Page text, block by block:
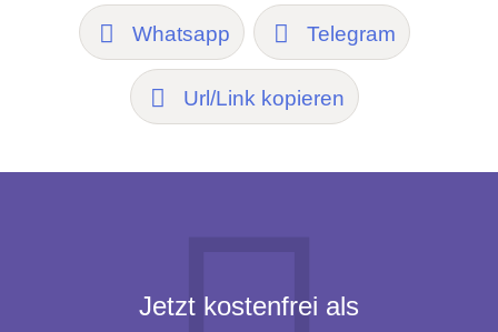
Whatsapp Telegram
Url/Link kopieren
Jetzt kostenfrei als